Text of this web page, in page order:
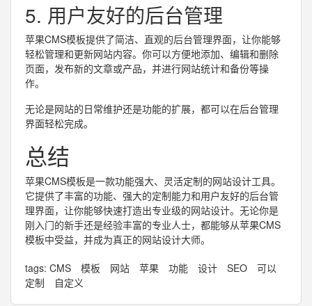
5. 用户友好的后台管理
苹果CMS模板提供了简洁、直观的后台管理界面，让你能够
轻松管理和更新网站内容。你可以方便地添加、编辑和删除
页面，发布新的文章或产品，并进行网站统计和备份等操
作。
无论是网站的日常维护还是功能的扩展，都可以在后台管理
界面轻松完成。
总结
苹果CMS模板是一款功能强大、灵活定制的网站设计工具。
它提供了丰富的功能、强大的定制能力和用户友好的后台管
理界面，让你能够快速打造出专业级的网站设计。无论你是
刚入门的新手还是经验丰富的专业人士，都能够从苹果CMS
模板中受益，并成为真正的网站设计大师。
tags: CMS 模板 网站 苹果 功能 设计 SEO
可以
定制
自定义